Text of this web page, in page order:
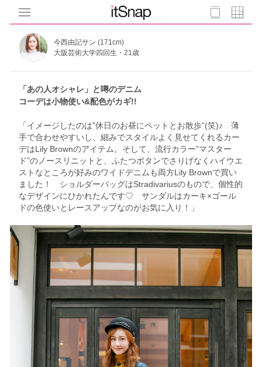
今西由記サン (171cm)
大阪芸術大学四回生・21歳
「あの人オシャレ」と噂のデニム
コーデは小物使い&配色がカギ!!
「イメージしたのは”休日のお昼にペットとお散歩”(笑)♪ 薄
手で合わせやすいし、細みでスタイルよく見せてくれるカー
デはLily Brownのアイテム。そして、流行カラー”マスター
ド”のノースリニットと、ふたつボタンでさりげなくハイウエ
ストなところが好みのワイドデニムも両方Lily Brownで買い
ました！ ショルダーバッグはStradivariusのもので、個性的
なデザインにひかれたんです♡ サンダルはカーキ×ゴール
ドの色使いとレースアップなのがお気に入り！」